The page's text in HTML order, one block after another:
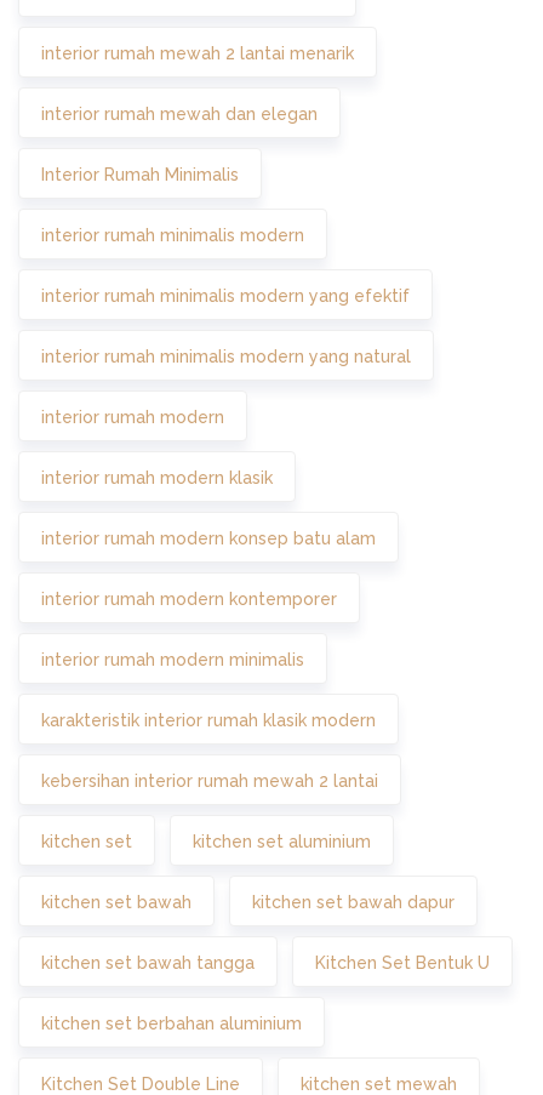
interior rumah mewah 2 lantai menarik
interior rumah mewah dan elegan
Interior Rumah Minimalis
interior rumah minimalis modern
interior rumah minimalis modern yang efektif
interior rumah minimalis modern yang natural
interior rumah modern
interior rumah modern klasik
interior rumah modern konsep batu alam
interior rumah modern kontemporer
interior rumah modern minimalis
karakteristik interior rumah klasik modern
kebersihan interior rumah mewah 2 lantai
kitchen set kitchen set aluminium
kitchen set bawah kitchen set bawah dapur
kitchen set bawah tangga Kitchen Set Bentuk U
kitchen set berbahan aluminium
Kitchen Set Double Line kitchen set mewah